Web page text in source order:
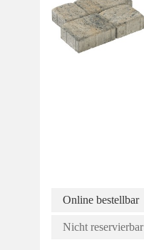
Online bestellbar
Nicht reservierbar